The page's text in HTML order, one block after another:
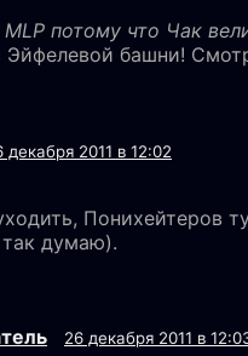
потому что Чак
Эйфелевой башни!
декабря 2011 в 12:02
Понихейтеров
думаю).
26 декабря 2011 в